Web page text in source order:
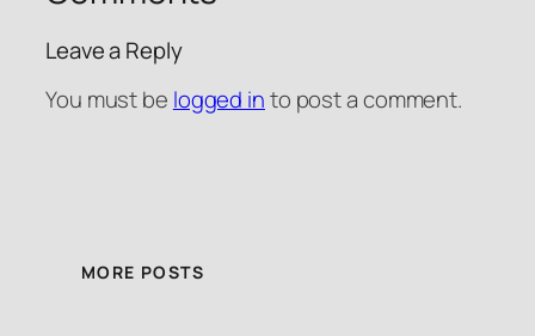
Leave a Reply
You must be logged into post a comment.
MORE POSTS